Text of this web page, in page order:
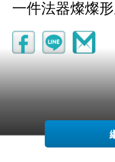
一件法器燦燦